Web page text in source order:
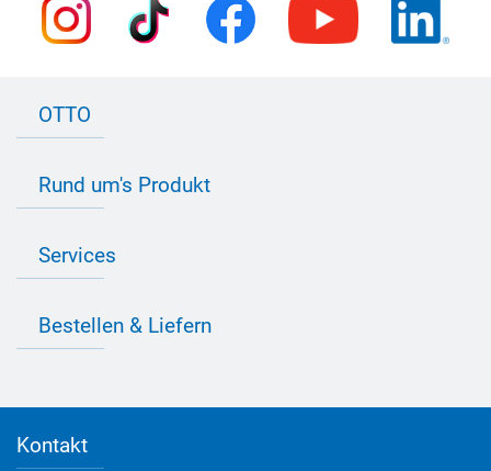
OTTO
Bau Newsletter
Presse
Jobs
Referenzen
Rund um's Produkt
Farbvielfalt
Informationen zu Prüfzeichen
Services
Farbempfehlungen
Verbrauchsrechner
Medienportal
Bestellen & Liefern
Bestelloptionen
Elektronischer Rechnungsversand
Kontakt